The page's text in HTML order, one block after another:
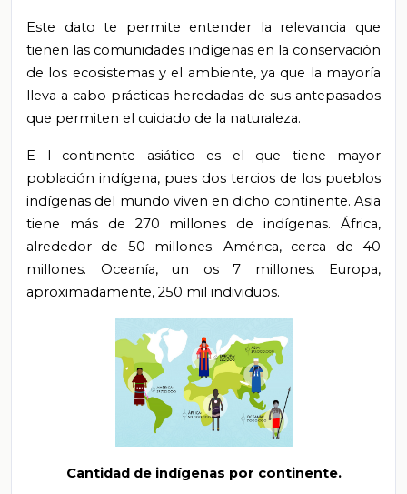
Este dato te permite entender la relevancia que
tienen las comunidades indígenas en la conservación
de los ecosistemas y el ambiente, ya que la mayoría
lleva a cabo prácticas heredadas de sus antepasados
que permiten el cuidado de la naturaleza.
E l continente asiático es el que tiene mayor
población indígena, pues dos tercios de los pueblos
indígenas del mundo viven en dicho continente. Asia
tiene más de 270 millones de indígenas. África,
alrededor de 50 millones. América, cerca de 40
millones. Oceanía, un os 7 millones. Europa,
aproximadamente, 250 mil individuos.
Cantidad de indígenas por continente.